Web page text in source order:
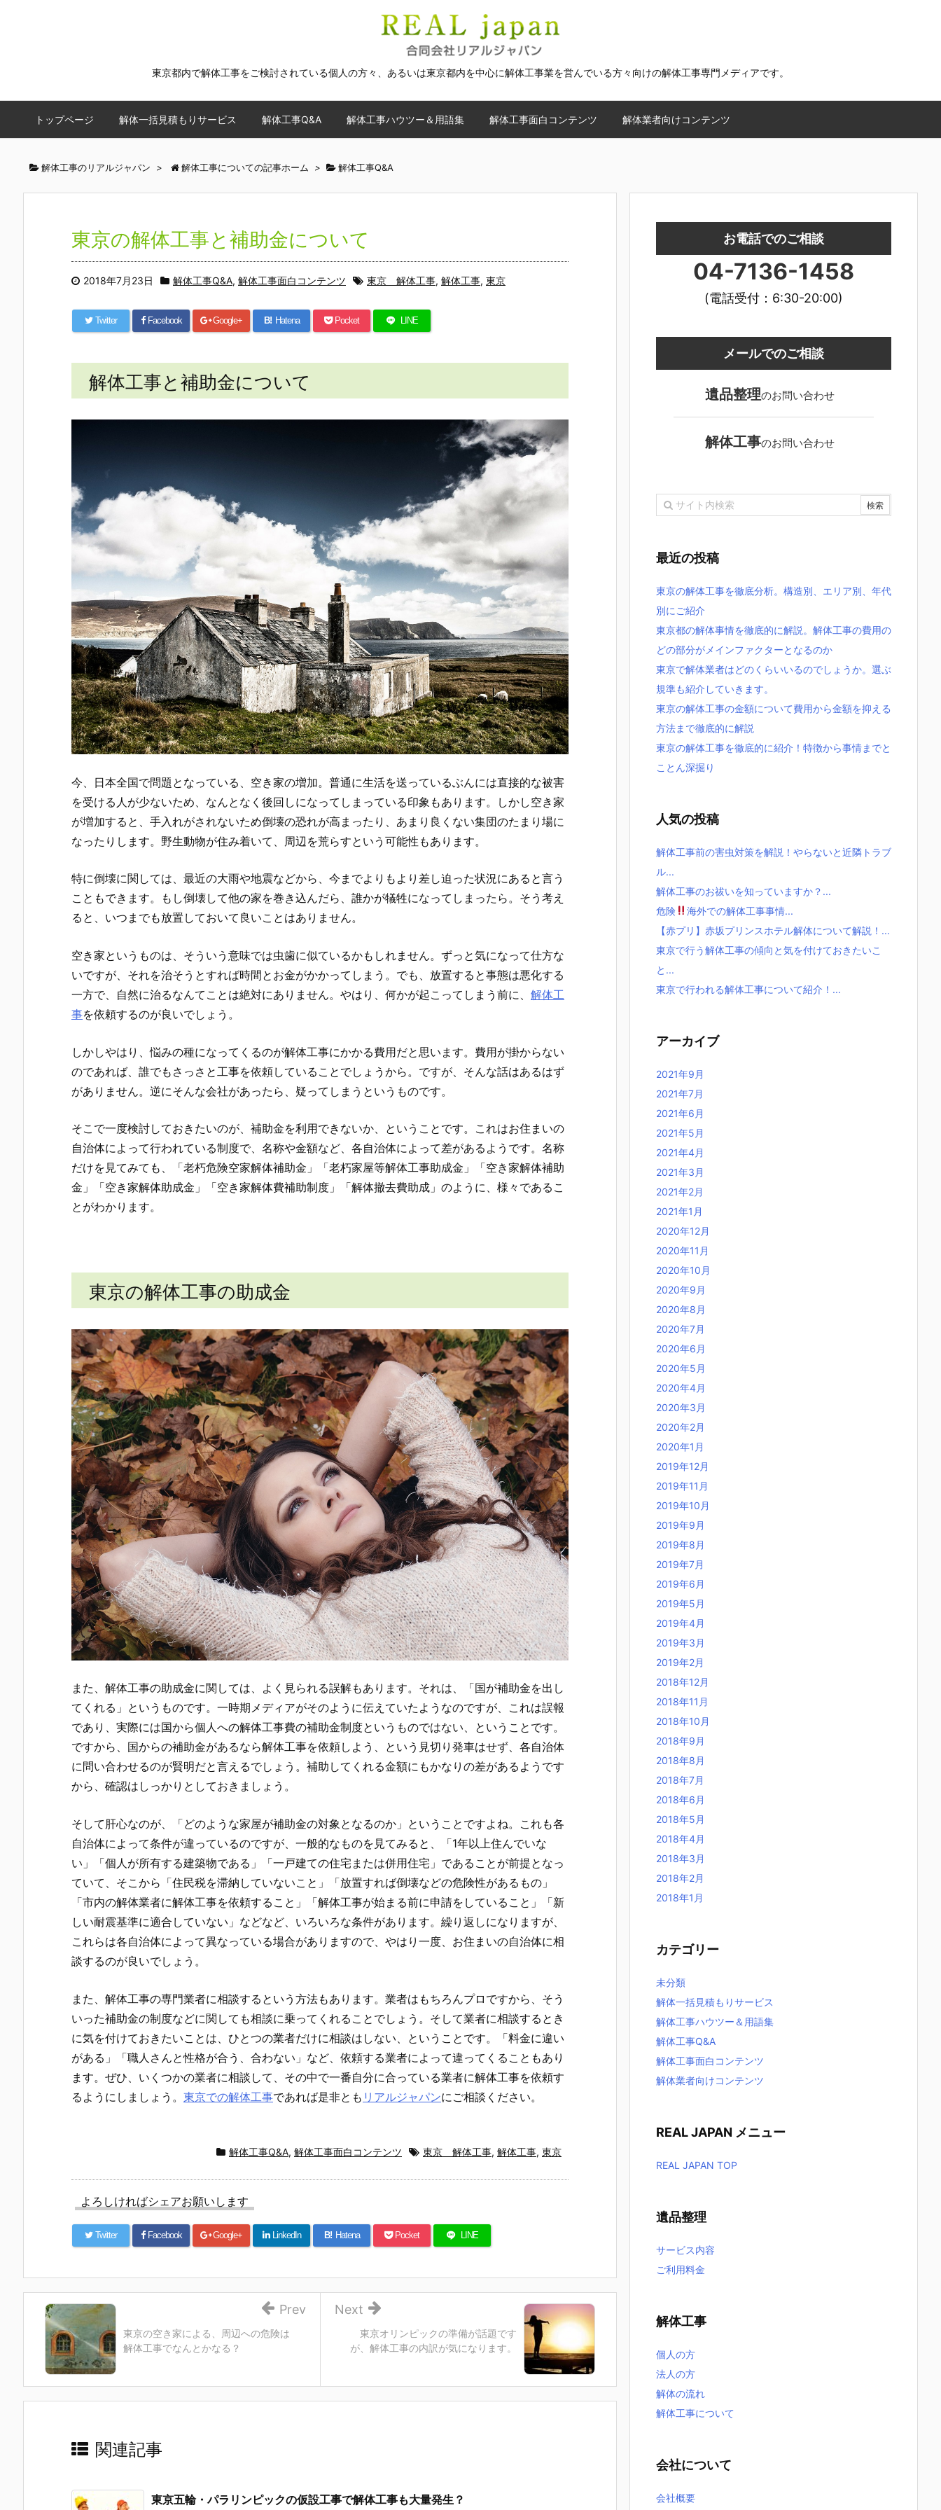
東京都内で解体工事をご検討されている個人の方々、あるいは東京都内を中心に解体工事業を営んでいる方々向けの解体工事専門メディアです。
トップページ 解体一括見積もりサービス 解体工事Q&A 解体工事ハウツー＆用語集 解体工事面白コンテンツ 解体業者向けコンテンツ
解体工事のリアルジャパン > 解体工事についての記事ホーム > 解体工事Q&A
東京の解体工事と補助金について
2018年7月23日 解体工事Q&A, 解体工事面白コンテンツ 東京 解体工事, 解体工事, 東京
Twitter Facebook Google+ B! Hatena Pocket LINE
解体工事と補助金について
今、日本全国で問題となっている、空き家の増加。普通に生活を送っているぶんには直接的な被害
を受ける人が少ないため、なんとなく後回しになってしまっている印象もあります。しかし空き家
が増加すると、手入れがされないため倒壊の恐れが高まったり、あまり良くない集団のたまり場に
なったりします。野生動物が住み着いて、周辺を荒らすという可能性もあります。
特に倒壊に関しては、最近の大雨や地震などから、今までよりもより差し迫った状況にあると言う
こともできます。もし倒壊して他の家を巻き込んだら、誰かが犠牲になってしまったら。そう考え
ると、いつまでも放置しておいて良いことはありません。
空き家というものは、そういう意味では虫歯に似ているかもしれません。ずっと気になって仕方な
いですが、それを治そうとすれば時間とお金がかかってしまう。でも、放置すると事態は悪化する
一方で、自然に治るなんてことは絶対にありません。やはり、何かが起こってしまう前に、 解体工
事を依頼するのが良いでしょう。
しかしやはり、悩みの種になってくるのが解体工事にかかる費用だと思います。費用が掛からない
のであれば、誰でもさっさと工事を依頼していることでしょうから。ですが、そんな話はあるはず
がありません。逆にそんな会社があったら、疑ってしまうというものです。
そこで一度検討しておきたいのが、補助金を利用できないか、ということです。これはお住まいの
自治体によって行われている制度で、名称や金額など、各自治体によって差があるようです。名称
だけを見てみても、「老朽危険空家解体補助金」「老朽家屋等解体工事助成金」「空き家解体補助
金」「空き家解体助成金」「空き家解体費補助制度」「解体撤去費助成」のように、様々であるこ
とがわかります。
東京の解体工事の助成金
また、解体工事の助成金に関しては、よく見られる誤解もあります。それは、「国が補助金を出し
てくれる」というものです。一時期メディアがそのように伝えていたようなのですが、これは誤報
であり、実際には国から個人への解体工事費の補助金制度というものではない、ということです。
ですから、国からの補助金があるなら解体工事を依頼しよう、という見切り発車はせず、各自治体
に問い合わせるのが賢明だと言えるでしょう。補助してくれる金額にもかなりの差があるようです
から、確認はしっかりとしておきましょう。
そして肝心なのが、「どのような家屋が補助金の対象となるのか」ということですよね。これも各
自治体によって条件が違っているのですが、一般的なものを見てみると、「1年以上住んでいな
い」「個人が所有する建築物である」「一戸建ての住宅または併用住宅」であることが前提となっ
ていて、そこから「住民税を滞納していないこと」「放置すれば倒壊などの危険性があるもの」
「市内の解体業者に解体工事を依頼すること」「解体工事が始まる前に申請をしていること」「新
しい耐震基準に適合していない」などなど、いろいろな条件があります。繰り返しになりますが、
これらは各自治体によって異なっている場合がありますので、やはり一度、お住まいの自治体に相
談するのが良いでしょう。
また、解体工事の専門業者に相談するという方法もあります。業者はもちろんプロですから、そう
いった補助金の制度などに関しても相談に乗ってくれることでしょう。そして業者に相談するとき
に気を付けておきたいことは、ひとつの業者だけに相談はしない、ということです。「料金に違い
がある」「職人さんと性格が合う、合わない」など、依頼する業者によって違ってくることもあり
ます。ぜひ、いくつかの業者に相談して、その中で一番自分に合っている業者に解体工事を依頼す
るようにしましょう。 東京での解体工事であれば是非とも リアルジャパンにご相談ください。
解体工事Q&A, 解体工事面白コンテンツ 東京 解体工事, 解体工事, 東京
よろしければシェアお願いします
Twitter Facebook Google+ LinkedIn B! Hatena Pocket LINE
東京オリンピックの準備が話題です
が、解体工事の内訳が気になります。
Next
東京の空き家による、周辺への危険は
解体工事でなんとかなる？
Prev
関連記事
東京五輪・パラリンピックの仮設工事で解体工事も大量発生？
お電話でのご相談
04-7136-1458
(電話受付：6:30-20:00)
メールでのご相談
遺品整理のお問い合わせ
解体工事のお問い合わせ
最近の投稿
東京の解体工事を徹底分析。構造別、エリア別、年代
別にご紹介
東京都の解体事情を徹底的に解説。解体工事の費用の
どの部分がメインファクターとなるのか
東京で解体業者はどのくらいいるのでしょうか。選ぶ
規準も紹介していきます。
東京の解体工事の金額について費用から金額を抑える
方法まで徹底的に解説
東京の解体工事を徹底的に紹介！特徴から事情までと
ことん深掘り
人気の投稿
解体工事前の害虫対策を解説！やらないと近隣トラブ
ル...
解体工事のお祓いを知っていますか？...
危険
海外での解体工事事情...
【赤プリ】赤坂プリンスホテル解体について解説！...
東京で行う解体工事の傾向と気を付けておきたいこ
と...
東京で行われる解体工事について紹介！...
アーカイブ
2021年9月
2021年7月
2021年6月
2021年5月
2021年4月
2021年3月
2021年2月
2021年1月
2020年12月
2020年11月
2020年10月
2020年9月
2020年8月
2020年7月
2020年6月
2020年5月
2020年4月
2020年3月
2020年2月
2020年1月
2019年12月
2019年11月
2019年10月
2019年9月
2019年8月
2019年7月
2019年6月
2019年5月
2019年4月
2019年3月
2019年2月
2018年12月
2018年11月
2018年10月
2018年9月
2018年8月
2018年7月
2018年6月
2018年5月
2018年4月
2018年3月
2018年2月
2018年1月
カテゴリー
未分類
解体一括見積もりサービス
解体工事ハウツー＆用語集
解体工事Q&A
解体工事面白コンテンツ
解体業者向けコンテンツ
REAL JAPAN メニュー
REAL JAPAN TOP
遺品整理
サービス内容
ご利用料金
解体工事
個人の方
法人の方
解体の流れ
解体工事について
会社について
会社概要